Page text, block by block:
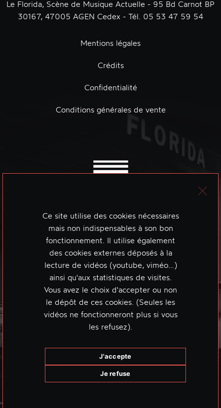
Le Florida, Scène de Musique Actuelle - 95 Bd Carnot BP
30167, 47005 AGEN Cedex - Tél. 05 53 47 59 54
Mentions légales
Crédits
Confidentialité
Conditions générales de vente
Ce site utilise des cookies nécessaires
mais non indispensables à son bon
fonctionnement. Il utilise également
des cookies externes déposés à la
lecture de vidéos (youtube, viméo…)
ainsi qu'aux statistiques de visites.
Vous avez le choix d'accepter ou non
le dépôt de ces cookies. (Seules les
vidéos ne fonctionneront plus si vous
les refusez).
J'accepte
Je refuse